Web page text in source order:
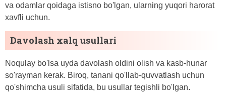
va odamlar qoidaga istisno bo'lgan, ularning yuqori harorat
xavfli uchun.
Davolash xalq usullari
Noqulay bo'lsa uyda davolash oldini olish va kasb-hunar
so'rayman kerak. Biroq, tanani qo'llab-quvvatlash uchun
qo'shimcha usuli sifatida, bu usullar tegishli bo'lgan.